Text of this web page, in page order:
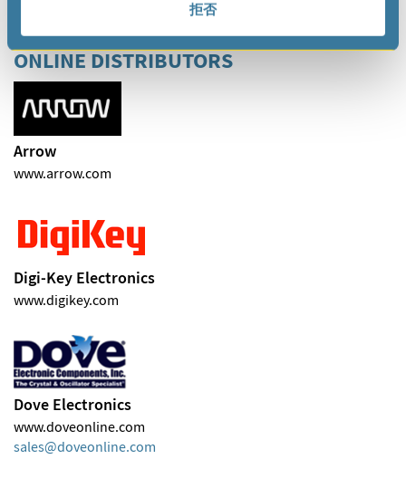
拒否
ONLINE DISTRIBUTORS
Arrow
www.arrow.com
Digi-Key Electronics
www.digikey.com
Dove Electronics
www.doveonline.com
sales
doveonline com